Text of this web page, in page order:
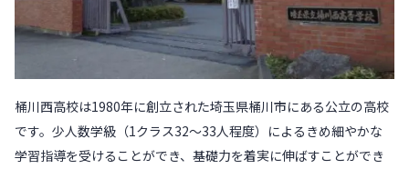
桶川西高校は1980年に創立された埼玉県桶川市にある公立の高校
です。少人数学級（1クラス32～33人程度）によるきめ細やかな
学習指導を受けることができ、基礎力を着実に伸ばすことができ